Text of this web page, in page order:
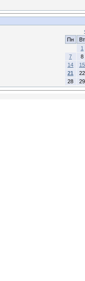
Пн
Вт
1
7
8
14
15
21
22
28
29